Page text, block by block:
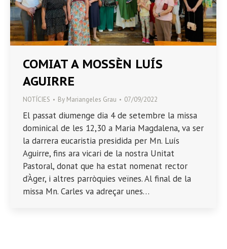
COMIAT A MOSSÈN LUÍS
AGUIRRE
NOTÍCIES By Mariangeles Grau 07/09/2022
El passat diumenge dia 4 de setembre la missa
dominical de les 12,30 a Maria Magdalena, va ser
la darrera eucaristia presidida per Mn. Luís
Aguirre, fins ara vicari de la nostra Unitat
Pastoral, donat que ha estat nomenat rector
d’Àger, i altres parròquies veïnes. Al final de la
missa Mn. Carles va adreçar unes…